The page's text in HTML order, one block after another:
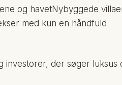
og havetNybyggede
med kun en håndfuld
der søger luksus